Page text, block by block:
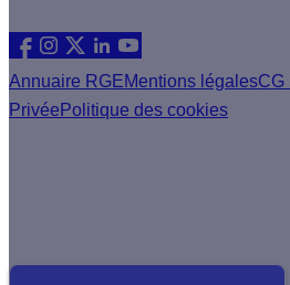
Annuaire RGEMentions légalesCG
Privée Politique des cookies